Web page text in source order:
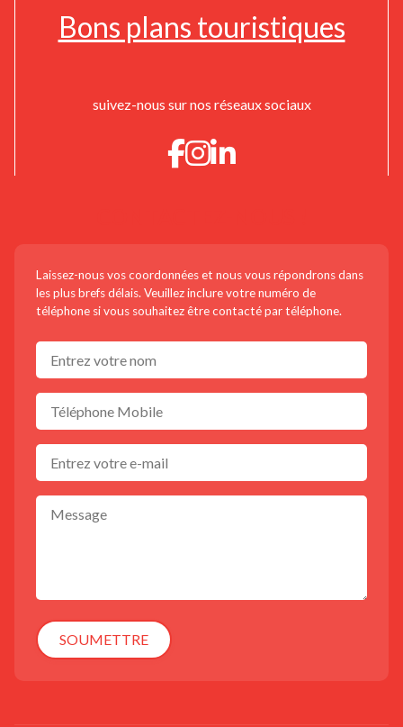
Bons plans touristiques
suivez-nous sur nos réseaux sociaux
Laissez-nous vos coordonnées et nous vous répondrons dans
les plus brefs délais. Veuillez inclure votre numéro de
téléphone si vous souhaitez être contacté par téléphone.
SOUMETTRE